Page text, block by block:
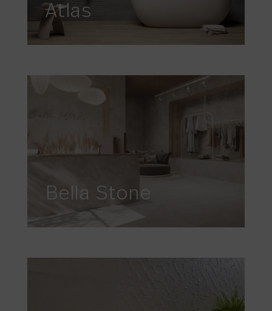
Atlas
Bella Stone